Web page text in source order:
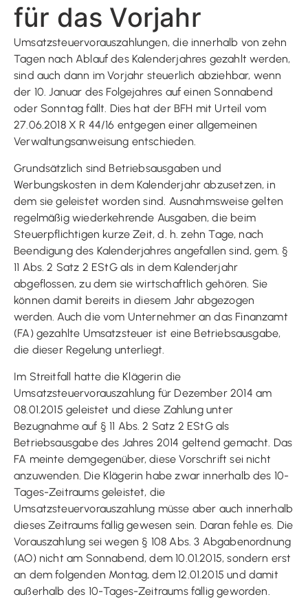
für das Vorjahr
Umsatzsteuervorauszahlungen, die innerhalb von zehn
Tagen nach Ablauf des Kalenderjahres gezahlt werden,
sind auch dann im Vorjahr steuerlich abziehbar, wenn
der 10. Januar des Folgejahres auf einen Sonnabend
oder Sonntag fällt. Dies hat der BFH mit Urteil vom
27.06.2018 X R 44/16 entgegen einer allgemeinen
Verwaltungsanweisung entschieden.
Grundsätzlich sind Betriebsausgaben und
Werbungskosten in dem Kalenderjahr abzusetzen, in
dem sie geleistet worden sind. Ausnahmsweise gelten
regelmäßig wiederkehrende Ausgaben, die beim
Steuerpflichtigen kurze Zeit, d. h. zehn Tage, nach
Beendigung des Kalenderjahres angefallen sind, gem. §
11 Abs. 2 Satz 2 EStG als in dem Kalenderjahr
abgeflossen, zu dem sie wirtschaftlich gehören. Sie
können damit bereits in diesem Jahr abgezogen
werden. Auch die vom Unternehmer an das Finanzamt
(FA) gezahlte Umsatzsteuer ist eine Betriebsausgabe,
die dieser Regelung unterliegt.
Im Streitfall hatte die Klägerin die
Umsatzsteuervorauszahlung für Dezember 2014 am
08.01.2015 geleistet und diese Zahlung unter
Bezugnahme auf § 11 Abs. 2 Satz 2 EStG als
Betriebsausgabe des Jahres 2014 geltend gemacht. Das
FA meinte demgegenüber, diese Vorschrift sei nicht
anzuwenden. Die Klägerin habe zwar innerhalb des 10-
Tages-Zeitraums geleistet, die
Umsatzsteuervorauszahlung müsse aber auch innerhalb
dieses Zeitraums fällig gewesen sein. Daran fehle es. Die
Vorauszahlung sei wegen § 108 Abs. 3 Abgabenordnung
(AO) nicht am Sonnabend, dem 10.01.2015, sondern erst
an dem folgenden Montag, dem 12.01.2015 und damit
außerhalb des 10-Tages-Zeitraums fällig geworden.